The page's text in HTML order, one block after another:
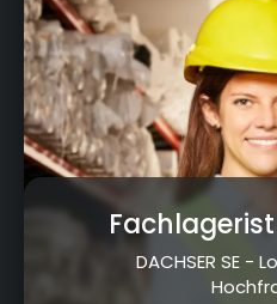
Fachlagerist
DACHSER SE -